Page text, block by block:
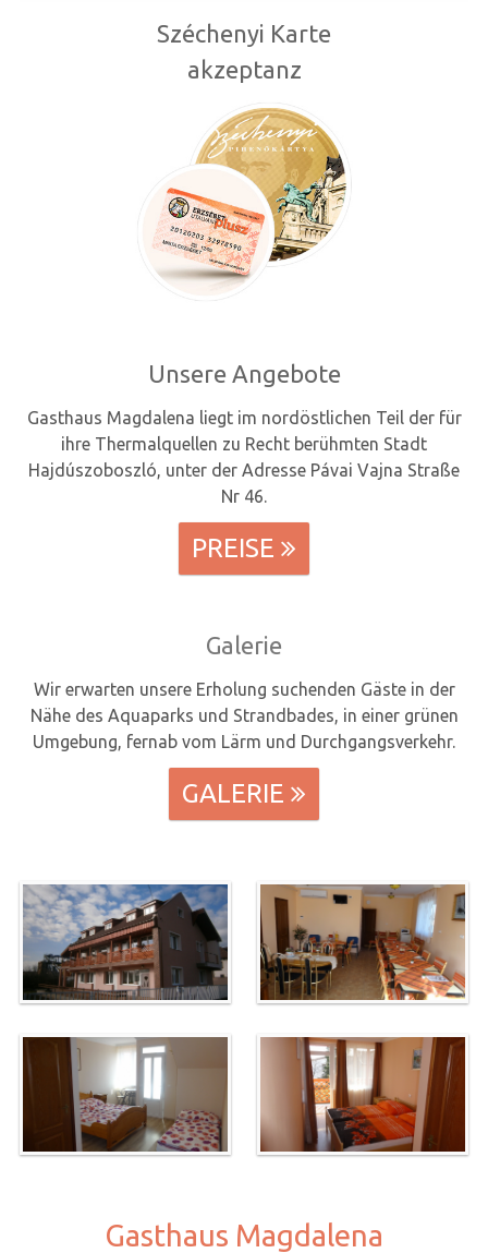
Széchenyi Karte
akzeptanz
Unsere Angebote
Gasthaus Magdalena liegt im nordöstlichen Teil der für
ihre Thermalquellen zu Recht berühmten Stadt
Hajdúszoboszló, unter der Adresse Pávai Vajna Straße
Nr 46.
PREISE 
Galerie
Wir erwarten unsere Erholung suchenden Gäste in der
Nähe des Aquaparks und Strandbades, in einer grünen
Umgebung, fernab vom Lärm und Durchgangsverkehr.
GALERIE 
Gasthaus Magdalena